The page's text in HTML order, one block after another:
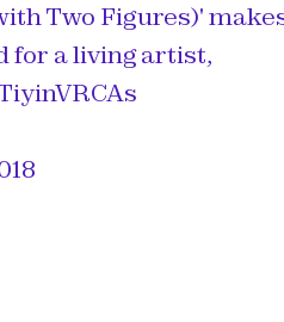
Two Figures)'
for a living artist,